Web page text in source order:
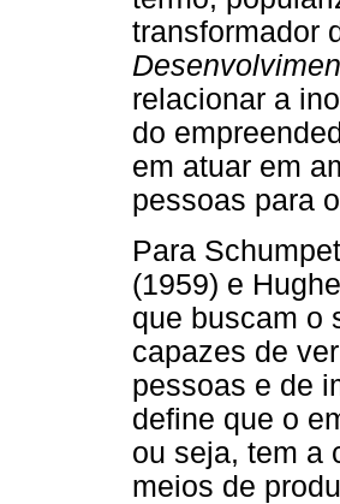
transformador
relacionar a
do
em atuar em
pessoas para
Para
(1959) e
que buscam o
capazes de
pessoas e de
define que o
ou seja, tem a
meios de